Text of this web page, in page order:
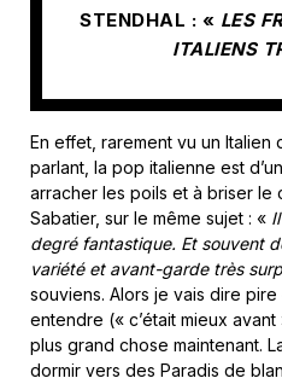
STENDHAL : « LES
ITALIENS
En effet, rarement vu un Italien
parlant, la pop italienne est
arracher les poils et à briser le
Sabatier, sur le même sujet : «
degré fantastique. Et souvent
variété et avant-garde très
souviens. Alors je vais dire
entendre (« c’était mieux
plus grand chose maintenant.
dormir vers des Paradis de